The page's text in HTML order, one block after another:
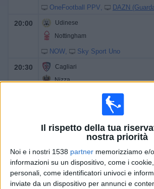
Il rispetto della tua
nostra priorità
Noi e i nostri 1538 partner memorizziamo e/
informazioni su un dispositivo, come i
personali, come identificatori univoci e
inviate da un dispositivo per annunci e
OneFootball PPV DAZN
20:00
Udinese
Nottingham
NOW Sky Sport Uno
20:30
Cagliari
Nizza
DAZN (Guardare in diretta)
La Coruna
DAZN (Guardare in diretta)
20:30
Avellino
Sportitalia